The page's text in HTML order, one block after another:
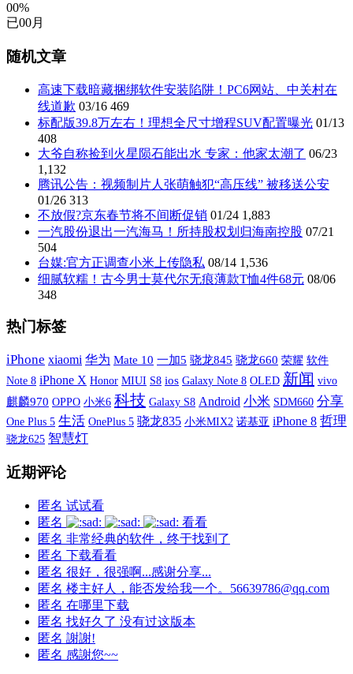
00%
已00月
随机文章
高速下载暗藏捆绑软件安装陷阱！PC6网站、中关村在
线道歉 03/16 469
标配版39.8万左右！理想全尺寸增程SUV配置曝光 01/13
408
大爷自称捡到火星陨石能出水 专家：他家太潮了 06/23
1,132
腾讯公告：视频制片人张萌触犯“高压线” 被移送公安
01/26 313
不放假?京东春节将不间断促销 01/24 1,883
一汽股份退出一汽海马！所持股权划归海南控股 07/21
504
台媒:官方正调查小米上传隐私 08/14 1,536
细腻软糯！古今男士莫代尔无痕薄款T恤4件68元 08/06
348
热门标签
iPhone xiaomi 华为 Mate 10 一加5 骁龙845 骁龙660 荣耀 软件
Note 8 iPhone X Honor MIUI S8 ios Galaxy Note 8 OLED 新闻 vivo
麒麟970 OPPO 小米6 科技 Galaxy S8 Android 小米 SDM660 分享
One Plus 5 生活 OnePlus 5 骁龙835 小米MIX2 诺基亚 iPhone 8 哲理
骁龙625 智慧灯
近期评论
匿名 试试看
匿名
看看
匿名 非常经典的软件，终于找到了
匿名 下载看看
匿名 很好，很强啊...感谢分享...
匿名 楼主好人，能否发给我一个。56639786@qq.com
匿名 在哪里下载
匿名 找好久了 没有过这版本
匿名 謝謝!
匿名 感謝您~~